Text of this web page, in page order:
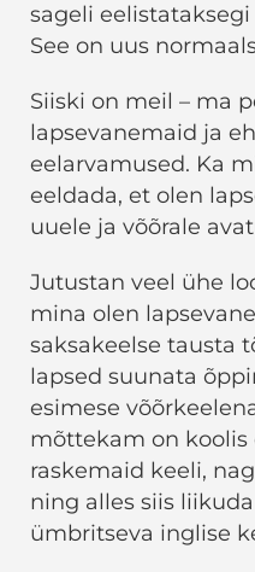
sageli
See on uus
Siiski on meil – ma
lapsevanemaid ja
eelarvamused. Ka
eeldada, et olen
uuele ja võõrale
Jutustan veel ühe
mina olen
saksakeelse tausta
lapsed suunata
esimese
mõttekam on koolis
raskemaid keeli,
ning alles siis
ümbritseva inglise